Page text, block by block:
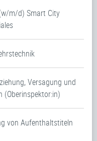
m/d) Smart City
Versagung und
(Oberinspektor:in)
von Aufenthaltstiteln